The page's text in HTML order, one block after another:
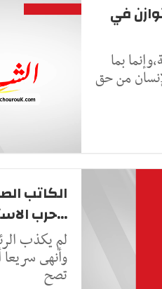
في
بما
من حق
الكاتب
...حرب
لم يكذب
وأنهى
تصح